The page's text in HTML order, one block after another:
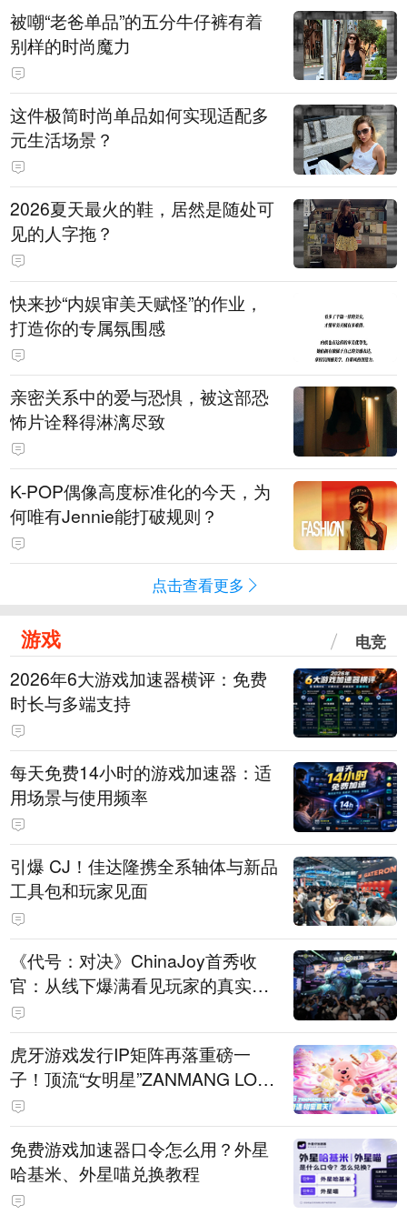
被嘲“老爸单品”的五分牛仔裤有着
别样的时尚魔力
这件极简时尚单品如何实现适配多
元生活场景？
2026夏天最火的鞋，居然是随处可
见的人字拖？
快来抄“内娱审美天赋怪”的作业，
打造你的专属氛围感
亲密关系中的爱与恐惧，被这部恐
怖片诠释得淋漓尽致
K-POP偶像高度标准化的今天，为
何唯有Jennie能打破规则？
点击查看更多
游戏 电竞
2026年6大游戏加速器横评：免费
时长与多端支持
每天免费14小时的游戏加速器：适
用场景与使用频率
引爆 CJ！佳达隆携全系轴体与新品
工具包和玩家见面
《代号：对决》ChinaJoy首秀收
官：从线下爆满看见玩家的真实期
待
虎牙游戏发行IP矩阵再落重磅一
子！顶流“女明星”ZANMANG LOO
PY 正版3D消除手游《消消奇遇》
惊喜曝光
免费游戏加速器口令怎么用？外星
哈基米、外星喵兑换教程